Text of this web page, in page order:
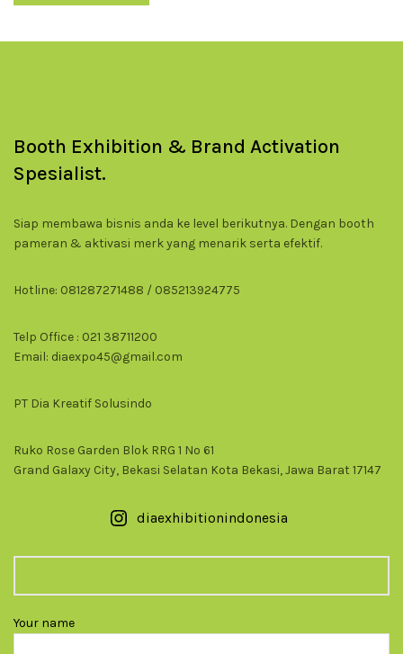
Booth Exhibition & Brand Activation
Spesialist.
Siap membawa bisnis anda ke level berikutnya. Dengan booth
pameran & aktivasi merk yang menarik serta efektif.
Hotline: 081287271488 / 085213924775
Telp Office : 021 38711200
Email: diaexpo45@gmail.com
PT Dia Kreatif Solusindo
Ruko Rose Garden Blok RRG 1 No 61
Grand Galaxy City, Bekasi Selatan Kota Bekasi, Jawa Barat 17147
diaexhibitionindonesia
Your name